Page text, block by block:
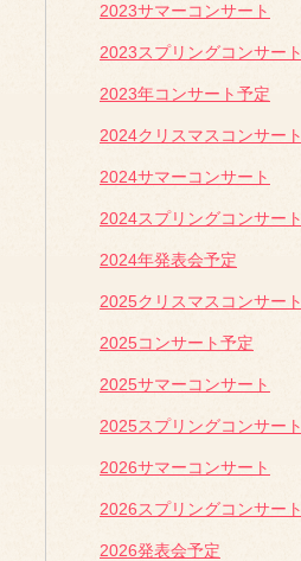
2023サマーコンサート
2023スプリングコンサート
2023年コンサート予定
2024クリスマスコンサート
2024サマーコンサート
2024スプリングコンサート
2024年発表会予定
2025クリスマスコンサート
2025コンサート予定
2025サマーコンサート
2025スプリングコンサート
2026サマーコンサート
2026スプリングコンサート
2026発表会予定